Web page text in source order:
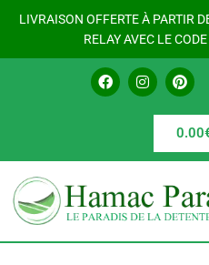
LIVRAISON OFFERTE À PARTIR
RELAY AVEC LE
F
a
o
I
n
r
m
P
i
t
e
e
t
0.00